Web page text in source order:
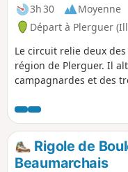
3h 30
Moyenne
Départ à Plerguer
Le circuit relie deux
région de Plerguer. Il
campagnardes et des
chemins empierrés, il
pendant les mois
pratiquer avec
ne présente aucune
Rigole de
Beaumarchais